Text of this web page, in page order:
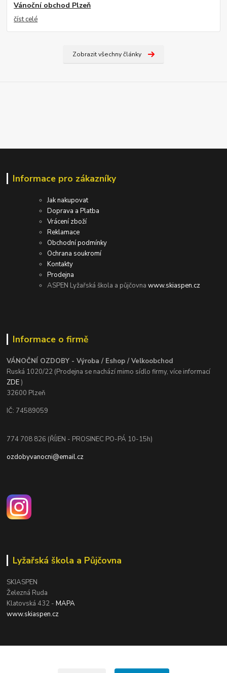
Vánoční obchod Plzeň
číst celé
Zobrazit všechny články
Informace pro zákazníky
Jak nakupovat
Doprava a Platba
Vrácení zboží
Reklamace
Obchodní podmínky
Ochrana soukromí
Kontakty
Prodejna
ASPEN Lyžařská škola a půjčovnawww.skiaspen.cz
Informace o firmě
VÁNOČNÍ OZDOBY - Výroba / Eshop / Velkoobchod
Ruská 1020/22 (Prodejna se nachází mimo sídlo firmy, více informací
ZDE)
32600 Plzeň
IČ: 74589059
774 708 826 (ŘÍJEN - PROSINEC PO-PÁ 10-15h)
ozdobyvanocni@email.cz
Lyžařská škola a Půjčovna
SKIASPEN
Železná Ruda
Klatovská 432 -MAPA
www.skiaspen.cz